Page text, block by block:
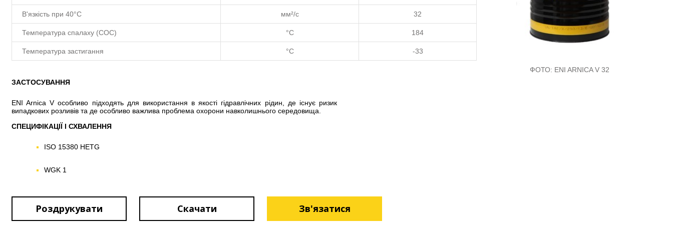
ФОТО: ENI ARNICA V 32
В'язкість при 40°C мм²/с 32
Температура спалаху (COC) °C 184
Температура застигання °C -33
ЗАСТОСУВАННЯ
ENI Arnica V особливо підходять для використання в якості гідравлічних рідин, де існує ризик
випадкових розливів та де особливо важлива проблема охорони навколишнього середовища.
СПЕЦИФІКАЦІЇ І СХВАЛЕННЯ
ISO 15380 HETG
WGK 1
Роздрукувати Скачати Зв'язатися